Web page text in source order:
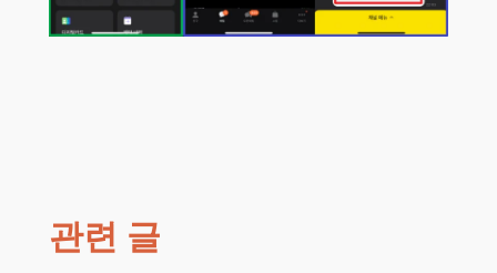
관련 글